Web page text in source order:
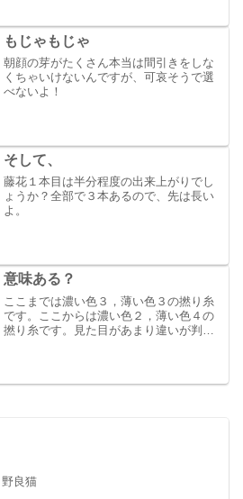
もじゃもじゃ
朝顔の芽がたくさん本当は間引きをしな
くちゃいけないんですが、可哀そうで選
べないよ！
そして、
藤花１本目は半分程度の出来上がりでし
ょうか？全部で３本あるので、先は長い
よ。
意味ある？
ここまでは濃い色３，薄い色３の撚り糸
です。ここからは濃い色２，薄い色４の
撚り糸です。見た目があまり違いが判ら
野良猫